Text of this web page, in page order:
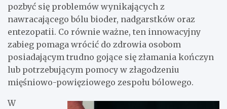
pozbyć się problemów wynikających z
nawracającego bólu bioder, nadgarstków oraz
entezopatii. Co równie ważne, ten innowacyjny
zabieg pomaga wrócić do zdrowia osobom
posiadającym trudno gojące się złamania kończyn
lub potrzebującym pomocy w złagodzeniu
mięśniowo-powięziowego zespołu bólowego.
W